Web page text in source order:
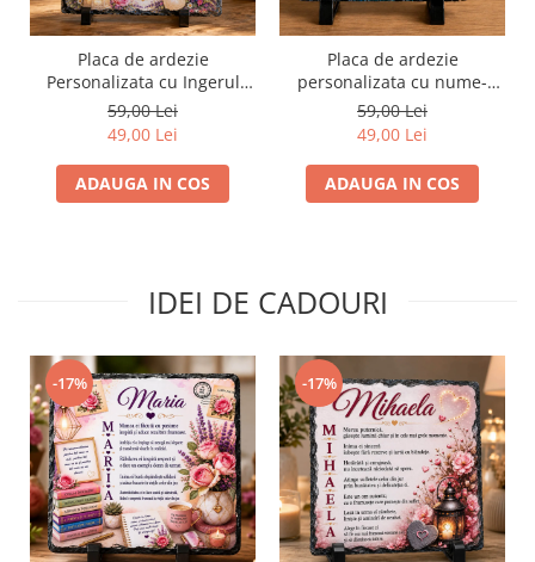
Placa de ardezie
Personalizata cu Ingerul
Pazitor pentru Bunica
59,00 Lei
49,00 Lei
ADAUGA IN COS
Placa de ardezie
personalizata cu nume-
Rares
59,00 Lei
49,00 Lei
ADAUGA IN COS
IDEI DE CADOURI
-17% -17%